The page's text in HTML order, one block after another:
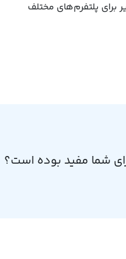
برای پلتفرم‌های مختلف
شما مفید بوده است؟